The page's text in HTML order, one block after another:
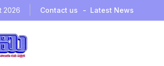
2026 Contact us Latest News